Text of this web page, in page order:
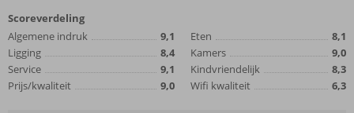
Scoreverdeling
Algemene indruk
9,1
Ligging
8,4
Service
9,1
Prijs/kwaliteit
9,0
Eten
8,1
Kamers
9,0
Kindvriendelijk
8,3
Wifi kwaliteit
6,3